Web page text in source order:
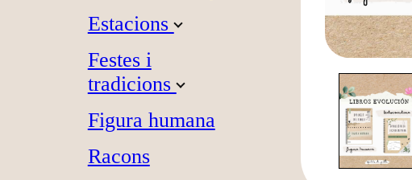
Estacions
Festes i
tradicions
Figura humana
Racons